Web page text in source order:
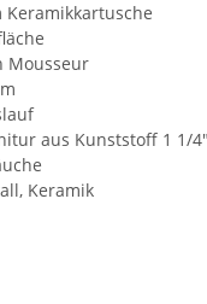
Keramikkartusche
Mousseur
aus Kunststoff 1 1/4"
Keramik